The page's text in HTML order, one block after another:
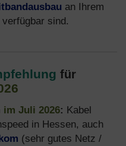
an Ihrem
verfügbar sind.
für
im Juli 2026: Kabel
in Hessen, auch
(sehr gutes Netz /